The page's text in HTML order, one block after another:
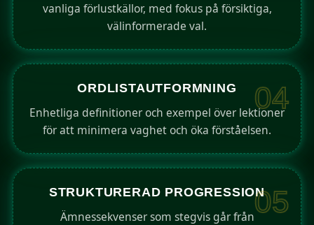
vanliga förlustkällor, med fokus på försiktiga,
välinformerade val.
04
ORDLISTAUTFORMNING
Enhetliga definitioner och exempel över lektioner
för att minimera vaghet och öka förståelsen.
05
STRUKTURERAD PROGRESSION
Ämnessekvenser som stegvis går från